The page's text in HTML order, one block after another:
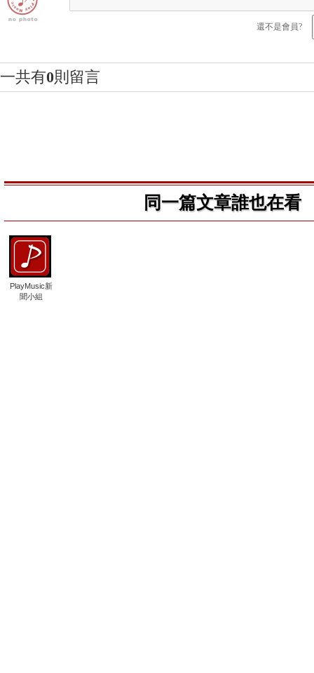
還不是會員?
一共有0則留言
同一篇文章誰也在看
PlayMusic新
聞小組